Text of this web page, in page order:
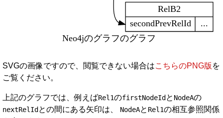
SVGの画像ですので、閲覧できない場合はこちらのPNG版 を
ご覧ください。
上記のグラフでは、例えばRel1のfirstNodeIdと NodeAの
nextRelIdとの間にある矢印は、 NodeAと Rel1の相互参照関係